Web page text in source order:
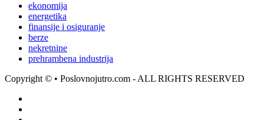
ekonomija
energetika
finansije i osiguranje
berze
nekretnine
prehrambena industrija
Copyright © • Poslovnojutro.com - ALL RIGHTS RESERVED